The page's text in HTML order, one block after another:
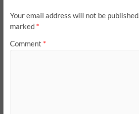
Your email address will not be published.
marked *
Comment *